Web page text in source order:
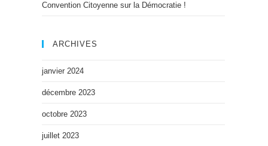
Convention Citoyenne sur la Démocratie !
ARCHIVES
janvier 2024
décembre 2023
octobre 2023
juillet 2023